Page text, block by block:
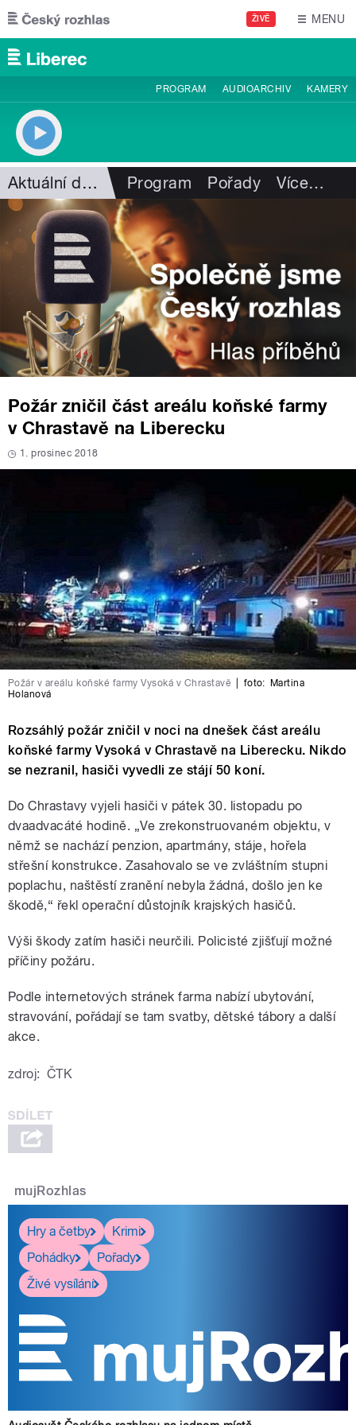
Přejít k hlavnímu obsahu
ŽIVĚ MENU
PROGRAM AUDIOARCHIV KAMERY
Aktuální dění Program Pořady Více…
Požár zničil část areálu koňské farmy
v Chrastavě na Liberecku
1. prosinec 2018
Požár v areálu koňské farmy Vysoká v Chrastavě foto:
Martina
Holanová
Rozsáhlý požár zničil v noci na dnešek část areálu
koňské farmy Vysoká v Chrastavě na Liberecku. Nikdo
se nezranil, hasiči vyvedli ze stájí 50 koní.
Do Chrastavy vyjeli hasiči v pátek 30. listopadu po
dvaadvacáté hodině. „Ve zrekonstruovaném objektu, v
němž se nachází penzion, apartmány, stáje, hořela
střešní konstrukce. Zasahovalo se ve zvláštním stupni
poplachu, naštěstí zranění nebyla žádná, došlo jen ke
škodě,“ řekl operační důstojník krajských hasičů.
Výši škody zatím hasiči neurčili. Policisté zjišťují možné
příčiny požáru.
Podle internetových stránek farma nabízí ubytování,
stravování, pořádají se tam svatby, dětské tábory a další
akce.
zdroj: ČTK
mujRozhlas
Hry a četby
Krimi
Pohádky
Pořady
Živé vysílání